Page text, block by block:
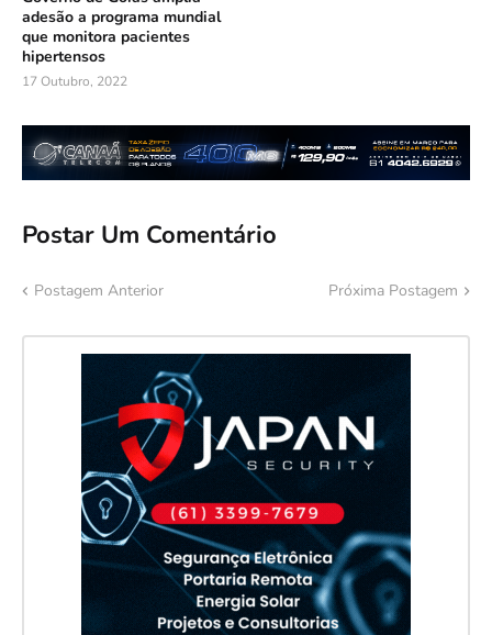
adesão a programa mundial
que monitora pacientes
hipertensos
17 Outubro, 2022
Postar Um Comentário
Postagem Anterior Próxima Postagem